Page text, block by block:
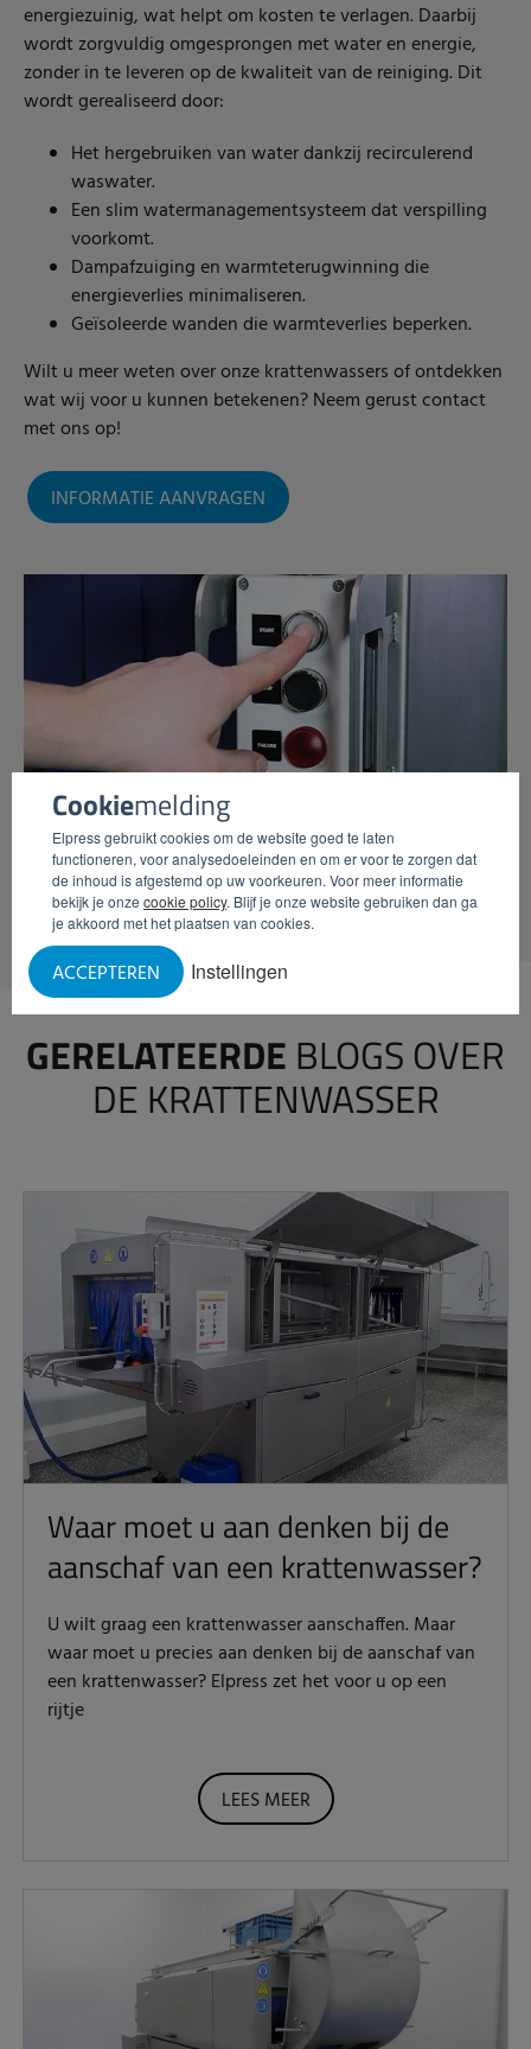
Cookiemelding
Elpress gebruikt cookies om de website goed te laten
functioneren, voor analysedoeleinden en om er voor te zorgen dat
de inhoud is afgestemd op uw voorkeuren. Voor meer informatie
bekijk je onze cookie policy. Blijf je onze website gebruiken dan ga
je akkoord met het plaatsen van cookies.
Instellingen
ACCEPTEREN
energiezuinig, wat helpt om kosten te verlagen. Daarbij
wordt zorgvuldig omgesprongen met water en energie,
zonder in te leveren op de kwaliteit van de reiniging. Dit
wordt gerealiseerd door:
Het hergebruiken van water dankzij recirculerend
waswater.
Een slim watermanagementsysteem dat verspilling
voorkomt.
Dampafzuiging en warmteterugwinning die
energieverlies minimaliseren.
Geïsoleerde wanden die warmteverlies beperken.
Wilt u meer weten over onze krattenwassers of ontdekken
wat wij voor u kunnen betekenen? Neem gerust contact
met ons op!
INFORMATIE AANVRAGEN
GERELATEERDE BLOGS OVER
DE KRATTENWASSER
Waar moet u aan denken bij de
aanschaf van een krattenwasser?
U wilt graag een krattenwasser aanschaffen. Maar
waar moet u precies aan denken bij de aanschaf van
een krattenwasser? Elpress zet het voor u op een
rijtje
LEES MEER